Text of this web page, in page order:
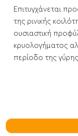
Επιτυγχάνεται
της ρινικής
ουσιαστική
κρυολογήματος
περίοδο της